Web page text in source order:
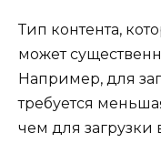
Тип контента,
может
Например, для
требуется
чем для